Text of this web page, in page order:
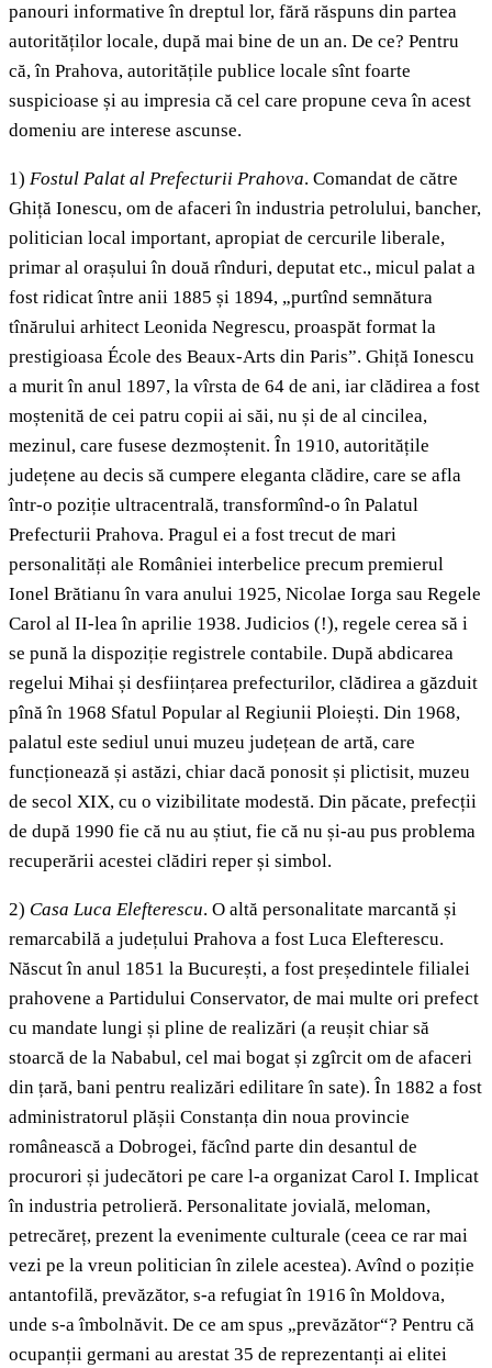
panouri informative în dreptul lor, fără răspuns din partea
autorităților locale, după mai bine de un an. De ce? Pentru
că, în Prahova, autoritățile publice locale sînt foarte
suspicioase și au impresia că cel care propune ceva în acest
domeniu are interese ascunse.
1) Fostul Palat al Prefecturii Prahova. Comandat de către
Ghiță Ionescu, om de afaceri în industria petrolului, bancher,
politician local important, apropiat de cercurile liberale,
primar al orașului în două rînduri, deputat etc., micul palat a
fost ridicat între anii 1885 și 1894, „purtînd semnătura
tînărului arhitect Leonida Negrescu, proaspăt format la
prestigioasa École des Beaux-Arts din Paris”. Ghiță Ionescu
a murit în anul 1897, la vîrsta de 64 de ani, iar clădirea a fost
moștenită de cei patru copii ai săi, nu și de al cincilea,
mezinul, care fusese dezmoștenit. În 1910, autoritățile
județene au decis să cumpere eleganta clădire, care se afla
într-o poziție ultracentrală, transformînd-o în Palatul
Prefecturii Prahova. Pragul ei a fost trecut de mari
personalități ale României interbelice precum premierul
Ionel Brătianu în vara anului 1925, Nicolae Iorga sau Regele
Carol al II-lea în aprilie 1938. Judicios (!), regele cerea să i
se pună la dispoziție registrele contabile. După abdicarea
regelui Mihai și desființarea prefecturilor, clădirea a găzduit
pînă în 1968 Sfatul Popular al Regiunii Ploiești. Din 1968,
palatul este sediul unui muzeu județean de artă, care
funcționează și astăzi, chiar dacă ponosit și plictisit, muzeu
de secol XIX, cu o vizibilitate modestă. Din păcate, prefecții
de după 1990 fie că nu au știut, fie că nu și-au pus problema
recuperării acestei clădiri reper și simbol.
2) Casa Luca Elefterescu. O altă personalitate marcantă și
remarcabilă a județului Prahova a fost Luca Elefterescu.
Născut în anul 1851 la București, a fost președintele filialei
prahovene a Partidului Conservator, de mai multe ori prefect
cu mandate lungi și pline de realizări (a reușit chiar să
stoarcă de la Nababul, cel mai bogat și zgîrcit om de afaceri
din țară, bani pentru realizări edilitare în sate). În 1882 a fost
administratorul plășii Constanța din noua provincie
românească a Dobrogei, făcînd parte din desantul de
procurori și judecători pe care l-a organizat Carol I. Implicat
în industria petrolieră. Personalitate jovială, meloman,
petrecăreț, prezent la evenimente culturale (ceea ce rar mai
vezi pe la vreun politician în zilele acestea). Avînd o poziție
antantofilă, prevăzător, s-a refugiat în 1916 în Moldova,
unde s-a îmbolnăvit. De ce am spus „prevăzător“? Pentru că
ocupanții germani au arestat 35 de reprezentanți ai elitei